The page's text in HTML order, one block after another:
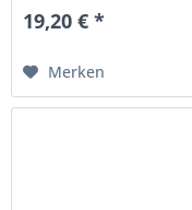
19,20 € *
Merken